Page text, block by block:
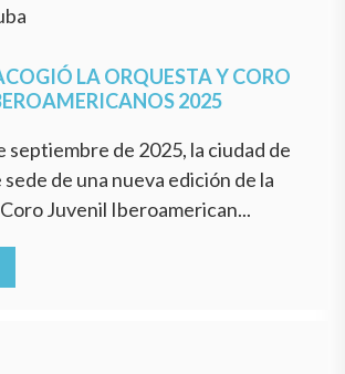
LA ORQUESTA Y CORO
2025
septiembre de 2025, la ciudad de
sede de una nueva edición de la
Juvenil Iberoamerican...